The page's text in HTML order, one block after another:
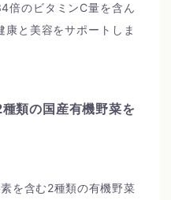
倍のビタミンC量を含ん
康と美容をサポートしま
類の国産有機野菜を
を含む2種類の有機野菜